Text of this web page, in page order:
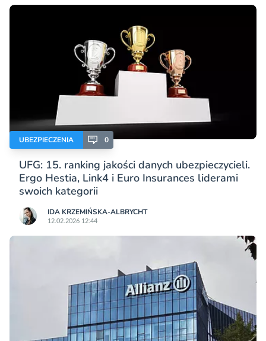
UBEZPIECZENIA 0
UFG: 15. ranking jakości danych ubezpieczycieli.
Ergo Hestia, Link4 i Euro Insurances liderami
swoich kategorii
IDA KRZEMIŃSKA-ALBRYCHT
12.02.2026 12:44